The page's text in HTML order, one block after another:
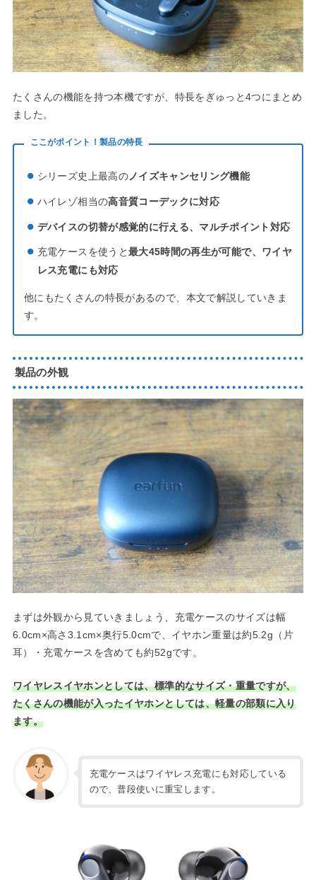
たくさんの機能を持つ本機ですが、特長をぎゅっと4つにまとめ
ました。
ここがポイント！製品の特長
シリーズ史上最高のノイズキャンセリング機能
ハイレゾ相当の高音質コーデックに対応
デバイスの切替が感覚的に行える、マルチポイント対応
充電ケースを使うと最大45時間の再生が可能で、ワイヤ
レス充電にも対応
他にもたくさんの特長があるので、本文で解説していきま
す。
製品の外観
まずは外観から見ていきましょう、充電ケースのサイズは幅
6.0cm×高さ3.1cm×奥行5.0cmで、イヤホン重量は約5.2g（片
耳）・充電ケースを含めても約52gです。
ワイヤレスイヤホンとしては、標準的なサイズ・重量ですが、
たくさんの機能が入ったイヤホンとしては、軽量の部類に入り
ます。
充電ケースはワイヤレス充電にも対応している
ので、普段使いに重宝します。